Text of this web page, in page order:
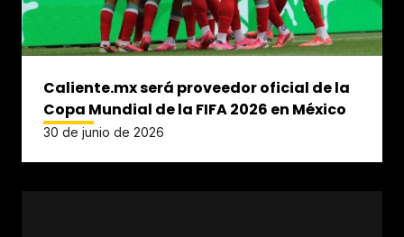
Caliente.mx será proveedor oficial de la
Copa Mundial de la FIFA 2026 en México
30 de junio de 2026